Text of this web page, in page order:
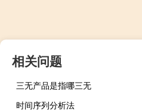
相关问题
三无产品是指哪三无
时间序列分析法